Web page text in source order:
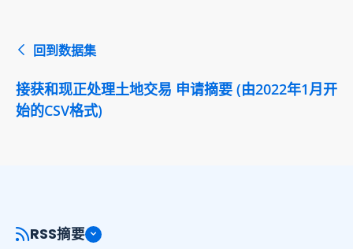
回到数据集
接获和现正处理土地交易 申请摘要 (由2022年1月开
始的CSV格式)
RSS摘要